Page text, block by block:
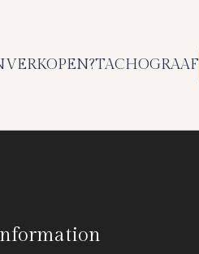
VERKOPEN?TACHOGRAAF